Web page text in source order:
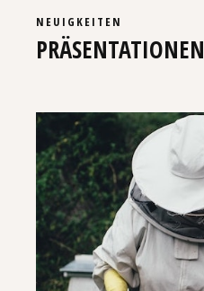
NEUIGKEITEN
PRÄSENTATIONEN